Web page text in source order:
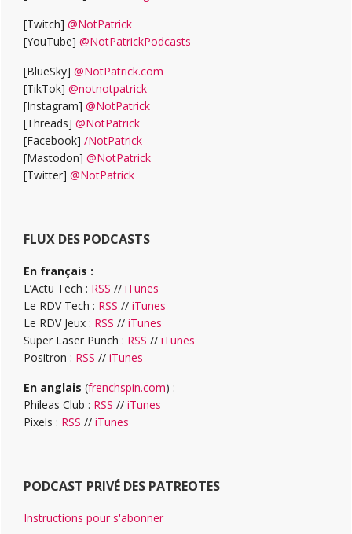
[Twitch] @NotPatrick
[YouTube] @NotPatrickPodcasts
[BlueSky] @NotPatrick.com
[TikTok] @notnotpatrick
[Instagram] @NotPatrick
[Threads] @NotPatrick
[Facebook] /NotPatrick
[Mastodon] @NotPatrick
[Twitter] @NotPatrick
FLUX DES PODCASTS
En français :
L’Actu Tech : RSS // iTunes
Le RDV Tech : RSS // iTunes
Le RDV Jeux : RSS // iTunes
Super Laser Punch : RSS // iTunes
Positron : RSS // iTunes
En anglais (frenchspin.com) :
Phileas Club : RSS // iTunes
Pixels : RSS // iTunes
PODCAST PRIVÉ DES PATREOTES
Instructions pour s'abonner